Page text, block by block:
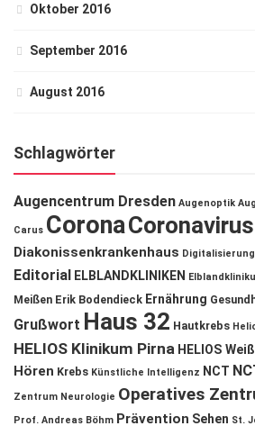
Oktober 2016
September 2016
August 2016
Schlagwörter
Augencentrum Dresden Augenoptik
Carus CoronaCoronavirus
Diakonissenkrankenhaus Digitalisierung
Editorial ELBLANDKLINIKEN
Meißen Erik Bodendieck Ernährung
Grußwort Haus 32 Hautkrebs
HELIOS Klinikum Pirna HELIOS
Hören Krebs Künstliche Intelligenz NCT
Zentrum Neurologie Operatives
Prof. Andreas Böhm Prävention Sehen St.